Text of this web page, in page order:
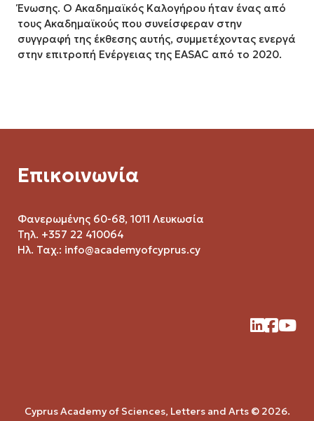
Ένωσης. Ο Ακαδημαϊκός Καλογήρου ήταν ένας από
τους Ακαδημαϊκούς που συνείσφεραν στην
συγγραφή της έκθεσης αυτής, συμμετέχοντας ενεργά
στην επιτροπή Ενέργειας της EASAC από το 2020.
Επικοινωνία
Φανερωμένης 60-68, 1011 Λευκωσία
Τηλ. +357 22 410064
Ηλ. Ταχ.: info@academyofcyprus.cy
Cyprus Academy of Sciences, Letters and Arts © 2026.